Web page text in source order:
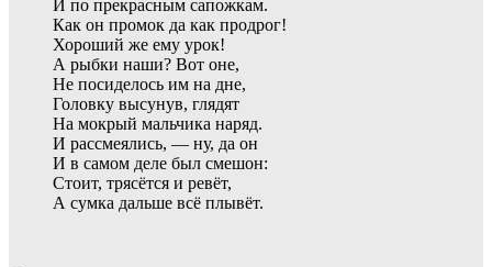
И по прекрасным сапожкам.
Как он промок да как продрог!
Хороший же ему урок!
А рыбки наши? Вот оне,
Не посиделось им на дне,
Головку высунув, глядят
На мокрый мальчика наряд.
И рассмеялись, — ну, да он
И в самом деле был смешон:
Стоит, трясётся и ревёт,
А сумка дальше всё плывёт.